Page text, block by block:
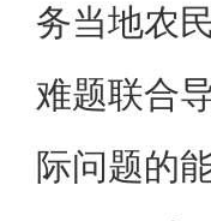
务当地农
难题联合
际问题的